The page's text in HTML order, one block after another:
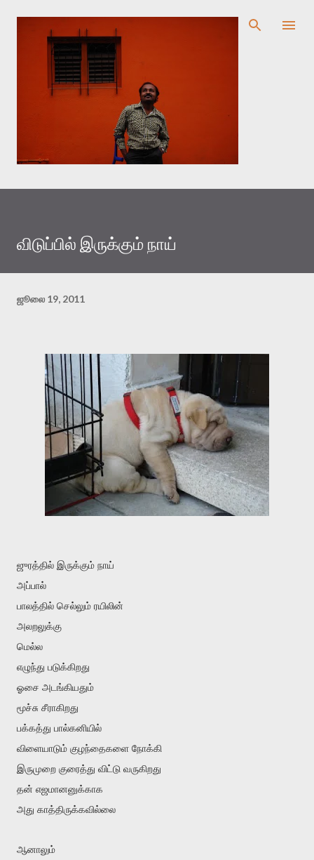
முதன்மை உள்ளடக்கத்திற்குச் செல்
விடுப்பில் இருக்கும் நாய்
ஜூலை 19, 2011
ஜுரத்தில் இருக்கும் நாய்
அப்பால்
பாலத்தில் செல்லும் ரயிலின்
அலறலுக்கு
மெல்ல
எழுந்து படுக்கிறது
ஓசை அடங்கியதும்
மூச்சு சீராகிறது
பக்கத்து பால்கனியில்
விளையாடும் குழந்தைகளை நோக்கி
இருமுறை குரைத்து விட்டு வருகிறது
தன் எஜமானனுக்காக
அது காத்திருக்கவில்லை
ஆனாலும்